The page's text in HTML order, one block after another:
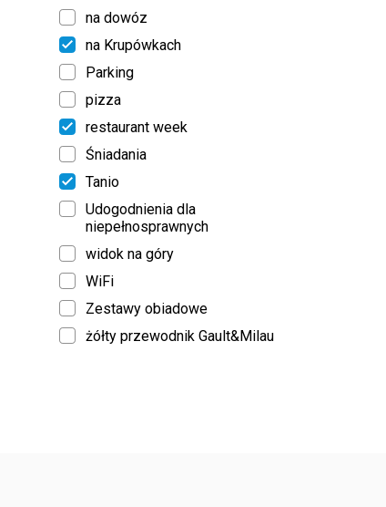
na dowóz
na Krupówkach
Parking
pizza
restaurant week
Śniadania
Tanio
Udogodnienia dla
niepełnosprawnych
widok na góry
WiFi
Zestawy obiadowe
żółty przewodnik Gault&Milau